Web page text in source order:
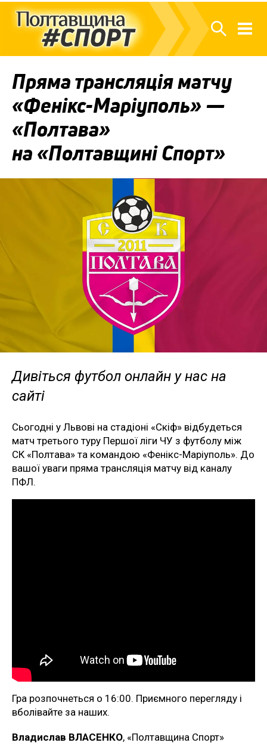
Пряма трансляція матчу
«Фенікс-Маріуполь» —
«Полтава»
на «Полтавщині Спорт»
Дивіться футбол онлайн у нас на
сайті
Сьогодні у Львові на стадіоні «Скіф» відбудеться
матч третього туру Першої ліги ЧУ з футболу між
СК «Полтава» та командою «Фенікс-Маріуполь». До
вашої уваги пряма трансляція матчу від каналу
ПФЛ.
Гра розпочнеться о 16:00. Приємного перегляду і
вболівайте за наших.
Владислав ВЛАСЕНКО, «Полтавщина Спорт»